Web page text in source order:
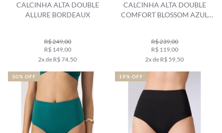
CALCINHA ALTA DOUBLE
ALLURE BORDEAUX
R$ 249,00
R$ 149,00
2x de R$ 74,50
CALCINHA ALTA DOUBLE
COMFORT BLOSSOM AZUL
R$ 239,00
R$ 119,00
2x de R$ 59,50
30% OFF 19% OFF